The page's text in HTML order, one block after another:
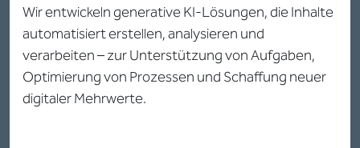
Wir entwickeln generative KI-Lösungen, die Inhalte
automatisiert erstellen, analysieren und
verarbeiten – zur Unterstützung von Aufgaben,
Optimierung von Prozessen und Schaffung neuer
digitaler Mehrwerte.